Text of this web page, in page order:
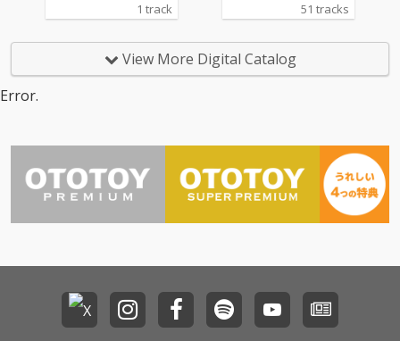
ありがとう！16周年お
1 track 51 tracks
View More Digital Catalog
Error.